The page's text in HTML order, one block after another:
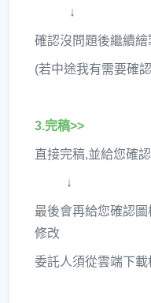
↓​
確認沒問題後繼續繪
(若中途我有需要確
3.完稿>>
直接完稿,並給您確
↓
最後會再給您確認
修改
委託人須從雲端下載